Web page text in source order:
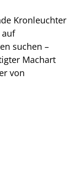
Kronleuchter
auf
suchen –
Machart
von